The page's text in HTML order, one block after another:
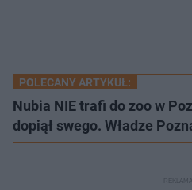
POLECANY ARTYKUŁ:
Nubia NIE trafi do zoo w
dopiął swego. Władze